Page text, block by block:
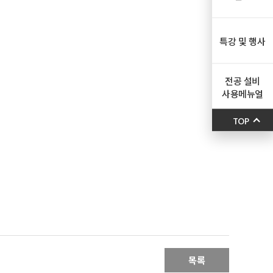
목록
특강 및 행사
전공 설비
사용메뉴얼
TOP